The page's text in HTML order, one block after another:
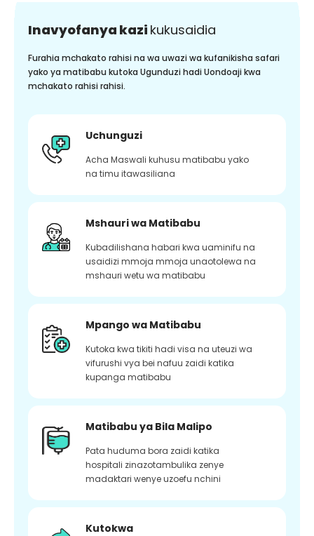
Inavyofanya kazi kukusaidia
Furahia mchakato rahisi na wa uwazi wa kufanikisha safari
yako ya matibabu kutoka Ugunduzi hadi Uondoaji kwa
mchakato rahisi rahisi.
Uchunguzi
Acha Maswali kuhusu matibabu yako
na timu itawasiliana
Mshauri wa Matibabu
Kubadilishana habari kwa uaminifu na
usaidizi mmoja mmoja unaotolewa na
mshauri wetu wa matibabu
Mpango wa Matibabu
Kutoka kwa tikiti hadi visa na uteuzi wa
vifurushi vya bei nafuu zaidi katika
kupanga matibabu
Matibabu ya Bila Malipo
Pata huduma bora zaidi katika
hospitali zinazotambulika zenye
madaktari wenye uzoefu nchini
Kutokwa